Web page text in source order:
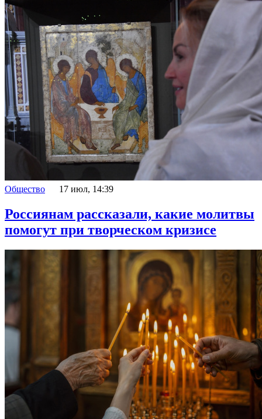
Общество 17 июл, 14:39
Россиянам рассказали, какие молитвы
помогут при творческом кризисе